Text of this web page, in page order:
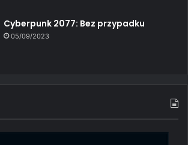
Cyberpunk 2077: Bez przypadku
05/09/2023